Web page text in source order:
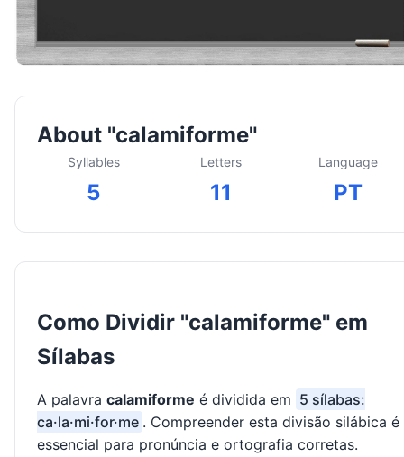
About "calamiforme"
Syllables
5
Letters
11
Language
PT
Como Dividir "calamiforme" em
Sílabas
A palavra calamiforme é dividida em 5 sílabas:
ca·la·mi·for·me . Compreender esta divisão silábica é
essencial para pronúncia e ortografia corretas.